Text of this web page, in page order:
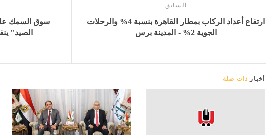
السابق
ارتفاع أعداد الركاب بمطار القاهرة بنسبة 4% والرحلات
الجوية 2% - المدينة برس
سوق السمك
الصيد"
أخبار ذات صلة